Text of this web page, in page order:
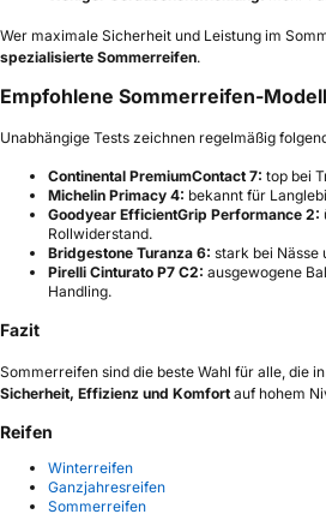
Wer maximale Sicherheit und Leistung im
spezialisierte Sommerreifen.
Empfohlene Sommerreifen-
Unabhängige Tests zeichnen regelmäßig
Continental PremiumContact 7: top bei
Michelin Primacy 4: bekannt für
Goodyear EfficientGrip Performance 2:
Rollwiderstand.
Bridgestone Turanza 6: stark bei Nässe
Pirelli Cinturato P7 C2: ausgewogene
Handling.
Fazit
Sommerreifen sind die beste Wahl für alle, die
Sicherheit, Effizienz und Komfort auf hohem
Reifen
Winterreifen
Ganzjahresreifen
Sommerreifen